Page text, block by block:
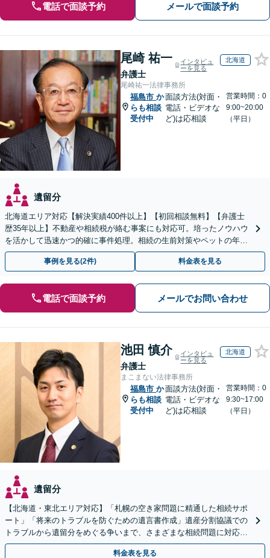
電話で面談予約 メールで面談予約
尾崎 祐一
弁護士
インタビュ
ーを見る
北海道
尾崎祐一法律事務所
福島市 か
らも相談
受付中
面談方法(対面・
電話・ビデオな
ど)は応相談
営業時間：0
9:00~20:00
（平日）
遺留分
北海道エリア対応【解決実績400件以上】【初回相談無料】【弁護士
歴35年以上】不動産や相続税が絡む事案にも対応可。培ったノウハウ
を活かして迅速かつ的確に事件処理。相続の生前対策やペットの年金
システムもお任せ【完全個室】【自衛隊前駅8分】
事例を見る(2件) 料金表を見る
電話で面談予約 メールでお問い合わせ
池田 慎介
弁護士
インタビュ
ーを見る
北海道
まこまない法律事務所
福島市 か
らも相談
受付中
面談方法(対面・
電話・ビデオな
ど)は応相談
営業時間：0
9:30~17:00
（平日）
遺留分
【北海道・東北エリア対応】「札幌の空き家問題に精通した相続サポ
ート」「将来のトラブルを防ぐための遺言書作成」遺産分割協議での
トラブルから遺留分をめぐる争いまで、さまざまな相続問題に対応し
ています「アクセス良好・WEB面談対応で安心の相談」
料金表を見る